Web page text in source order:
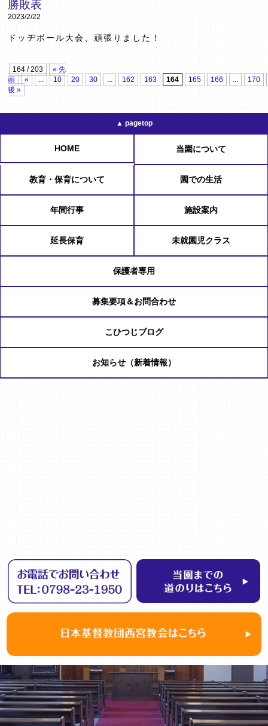
勝敗表
2023/2/22
ドッヂボール大会、頑張りました！
164 / 203
« 先
頭
« ... 10 20 30 ... 162 163 164 165 166 ...
170
後 »
▲ pagetop
HOME 当園について
教育・保育について 園での生活
年間行事 施設案内
延長保育 未就園児クラス
保護者専用
募集要項＆お問合わせ
こひつじブログ
お知らせ（新着情報）